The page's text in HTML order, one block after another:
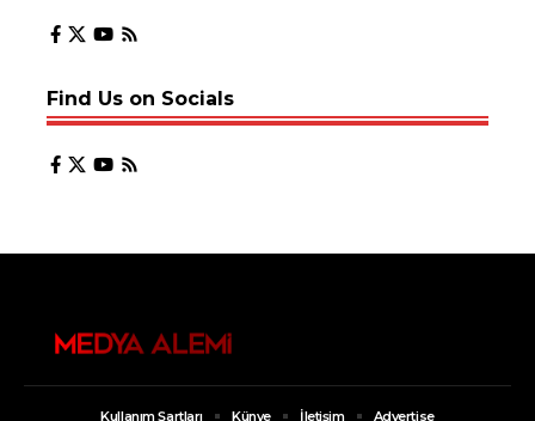
Find Us on Socials
Kullanım Şartları Künye İletişim Advertise